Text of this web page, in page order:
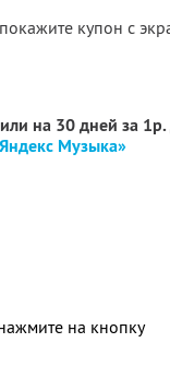
купон с
на 30 дней за 1р.
Музыка»
на кнопку